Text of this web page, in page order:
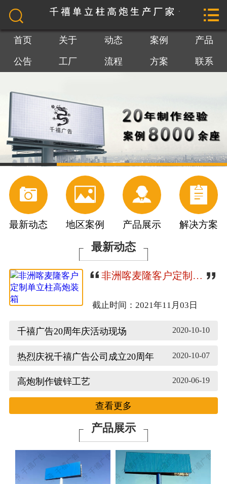
 网站首页
关于我们
最新动态
产品展示
最新公告
工厂参观
施工流程
解决方案


首页 关于 动态 案例 产品
公告 工厂 流程 方案 联系

最新动态

地区案例

产品展示

解决方案
最新动态
非洲喀麦隆客户定制单立柱高炮装箱
截止时间：2021年11月03日
千禧广告20周年庆活动现场 2020-10-10
热烈庆祝千禧广告公司成立20周年 2020-10-07
高炮制作镀锌工艺 2020-06-19
查看更多
产品展示